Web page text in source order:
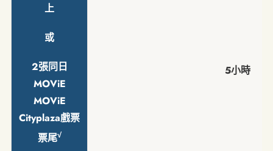
上
或
2張同日
MOViE
MOViE
Cityplaza戲票
票尾√
5小時